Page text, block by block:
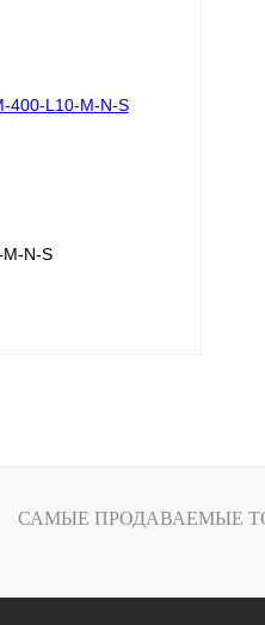
M-N-S
Сравнение
САМЫЕ ПРОДАВАЕМЫЕ